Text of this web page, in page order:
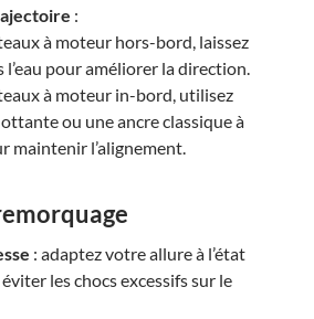
:
à moteur hors-bord, laissez
l’eau pour améliorer la direction.
à moteur in-bord, utilisez
ou une ancre classique à
maintenir l’alignement.
: adaptez votre allure à l’état
les chocs excessifs sur le